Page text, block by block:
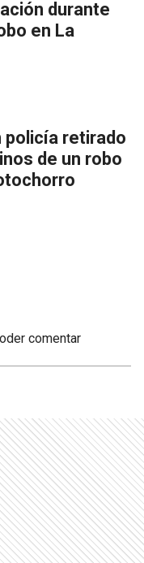
durante
en La
policía retirado
de un robo
comentar